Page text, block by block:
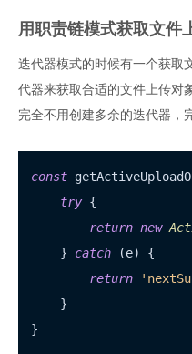
用职责链模式获取文件
迭代器模式的时候有一个获取
代器来获取合适的文件上传对
完全不用创建多余的迭代器，
const
try {
return new
    }
catch (e) {
return
    }
}